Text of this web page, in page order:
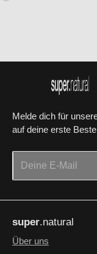
o
f
Melde dich für
auf deine erste
genommen und
einverstanden.
Die mit einem
super.natural
Über uns